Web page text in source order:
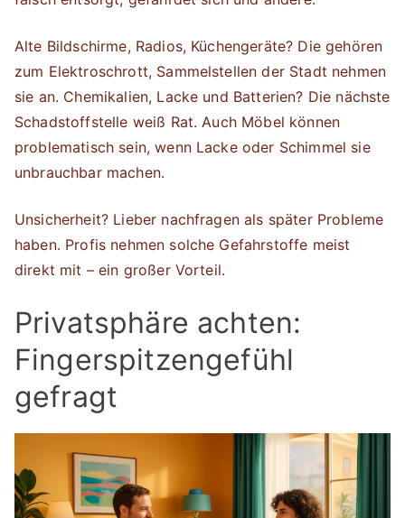
Alte Bildschirme, Radios, Küchengeräte? Die gehören
zum Elektroschrott, Sammelstellen der Stadt nehmen
sie an. Chemikalien, Lacke und Batterien? Die nächste
Schadstoffstelle weiß Rat. Auch Möbel können
problematisch sein, wenn Lacke oder Schimmel sie
unbrauchbar machen.
Unsicherheit? Lieber nachfragen als später Probleme
haben. Profis nehmen solche Gefahrstoffe meist
direkt mit – ein großer Vorteil.
Privatsphäre achten:
Fingerspitzengefühl
gefragt